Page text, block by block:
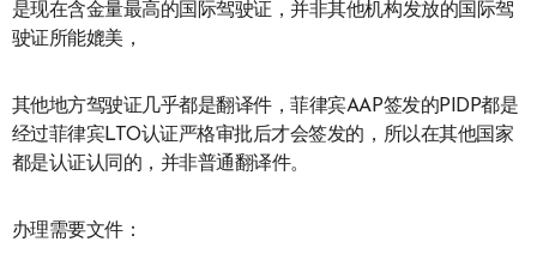
是现在含金量最高的国际驾驶证，并非其他机构发放的国际驾
驶证所能媲美，
其他地方驾驶证几乎都是翻译件，菲律宾AAP签发的PIDP都是
经过菲律宾LTO认证严格审批后才会签发的，所以在其他国家
都是认证认同的，并非普通翻译件。
办理需要文件：